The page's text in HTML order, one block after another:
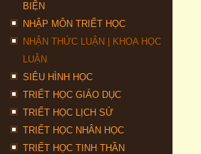
BIỆN
NHẬP MÔN TRIẾT HỌC
NHẬN THỨC LUẬN | KHOA HỌC
LUẬN
SIÊU HÌNH HỌC
TRIẾT HỌC GIÁO DỤC
TRIẾT HỌC LỊCH SỬ
TRIẾT HỌC NHÂN HỌC
TRIẾT HỌC TINH THẦN